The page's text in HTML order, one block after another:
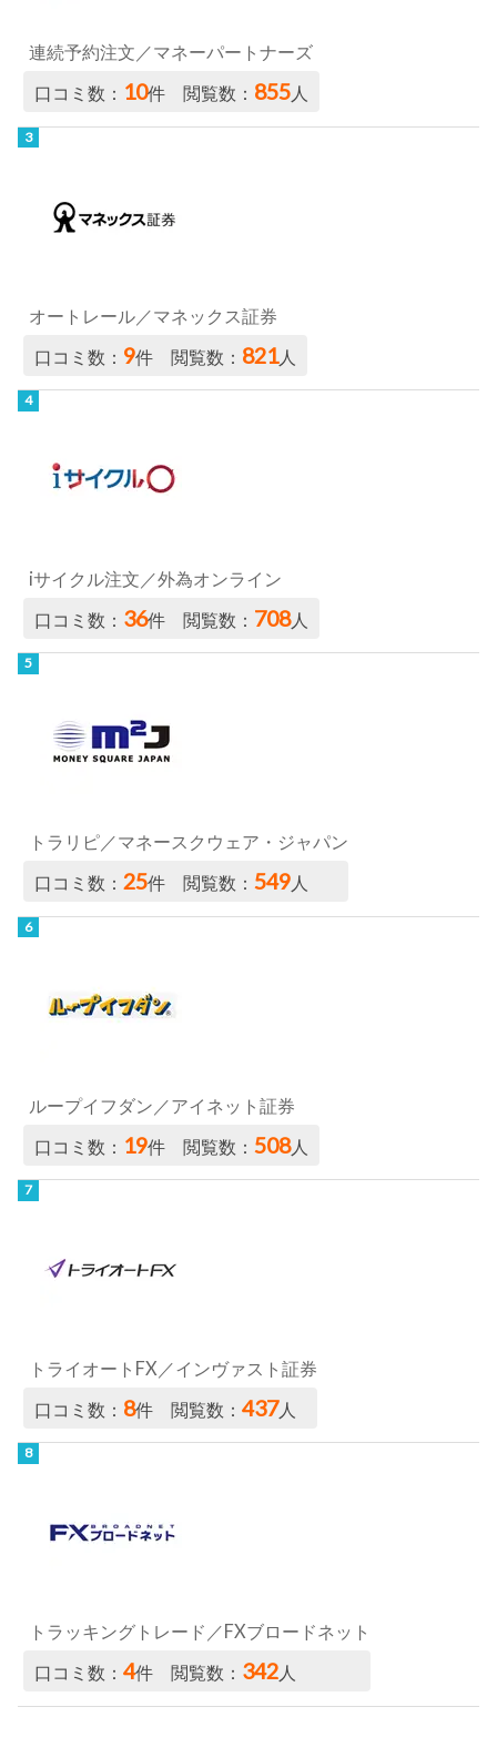
連続予約注文／マネーパートナーズ
口コミ数： 10件 閲覧数： 855人
オートレール／マネックス証券
口コミ数： 9件 閲覧数： 821人
iサイクル注文／外為オンライン
口コミ数： 36件 閲覧数： 708人
トラリピ／マネースクウェア・ジャパン
口コミ数：25件 閲覧数：549人
ループイフダン／アイネット証券
口コミ数： 19件 閲覧数：508人
トライオートFX／インヴァスト証券
口コミ数： 8件 閲覧数：437人
トラッキングトレード／FXブロードネット
口コミ数：4件 閲覧数： 342人